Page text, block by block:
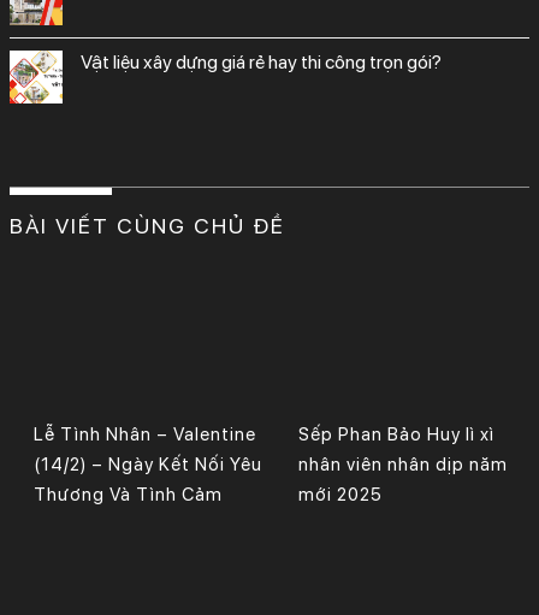
vật liệu xây dựng giá rẻ hay thi công trọn gói?
BÀI VIẾT CÙNG CHỦ ĐỀ
Lễ Tình Nhân – Valentine
(14/2) – Ngày Kết Nối Yêu
Thương Và Tình Cảm
Sếp Phan Bảo Huy lì xì
nhân viên nhân dịp năm
mới 2025